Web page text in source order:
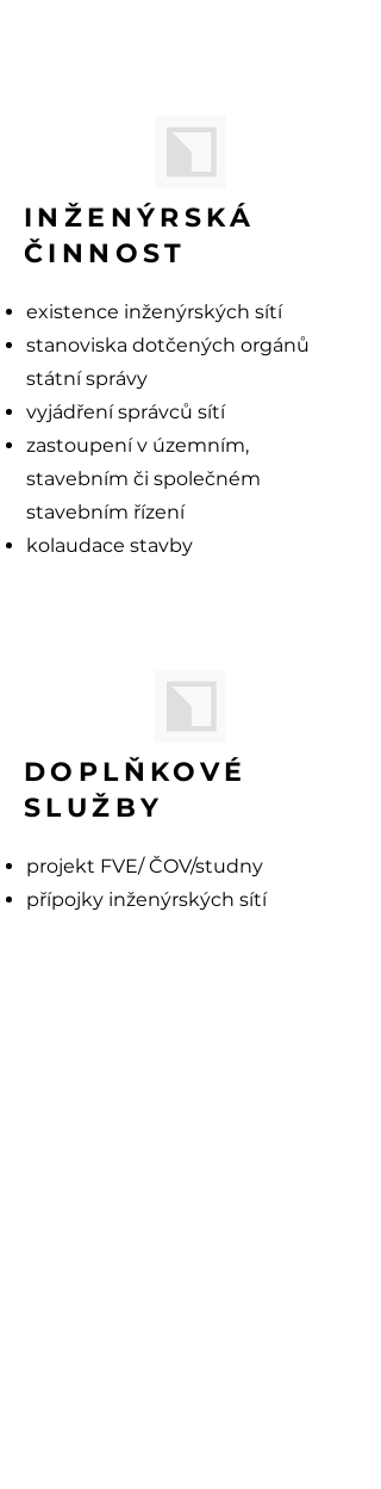
INŽENÝRSKÁ
ČINNOST
existence inženýrských sítí
stanoviska dotčených orgánů
státní správy
vyjádření správců sítí
zastoupení v územním,
stavebním či společném
stavebním řízení
kolaudace stavby
DOPLŇKOVÉ
SLUŽBY
projekt FVE/ČOV/studny
přípojky inženýrských sítí